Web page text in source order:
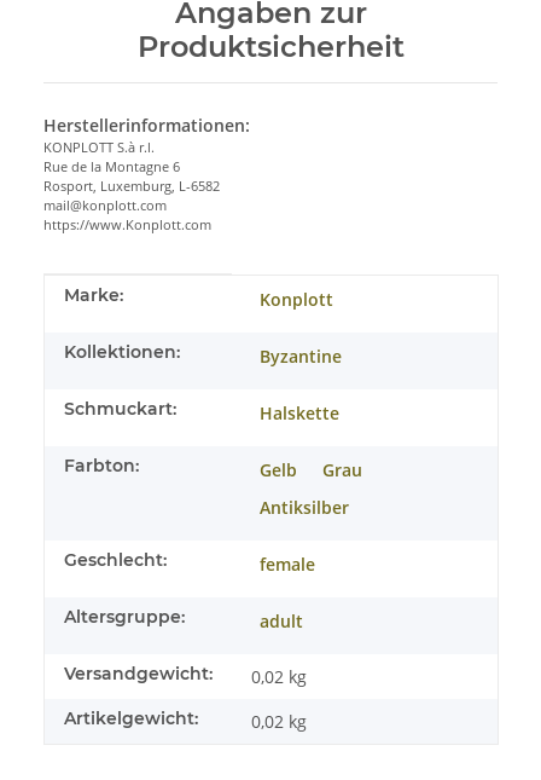
Angaben zur
Produktsicherheit
Herstellerinformationen:
KONPLOTT S.à r.l.
Rue de la Montagne 6
Rosport, Luxemburg, L-6582
mail@konplott.com
https://www.Konplott.com
Produkteigenschaft
Wert
Marke: Konplott
Kollektionen: Byzantine
Schmuckart: Halskette
Farbton: Gelb
Grau
Antiksilber
Geschlecht: female
Altersgruppe: adult
Versandgewicht: 0,02 kg
Artikelgewicht: 0,02 kg